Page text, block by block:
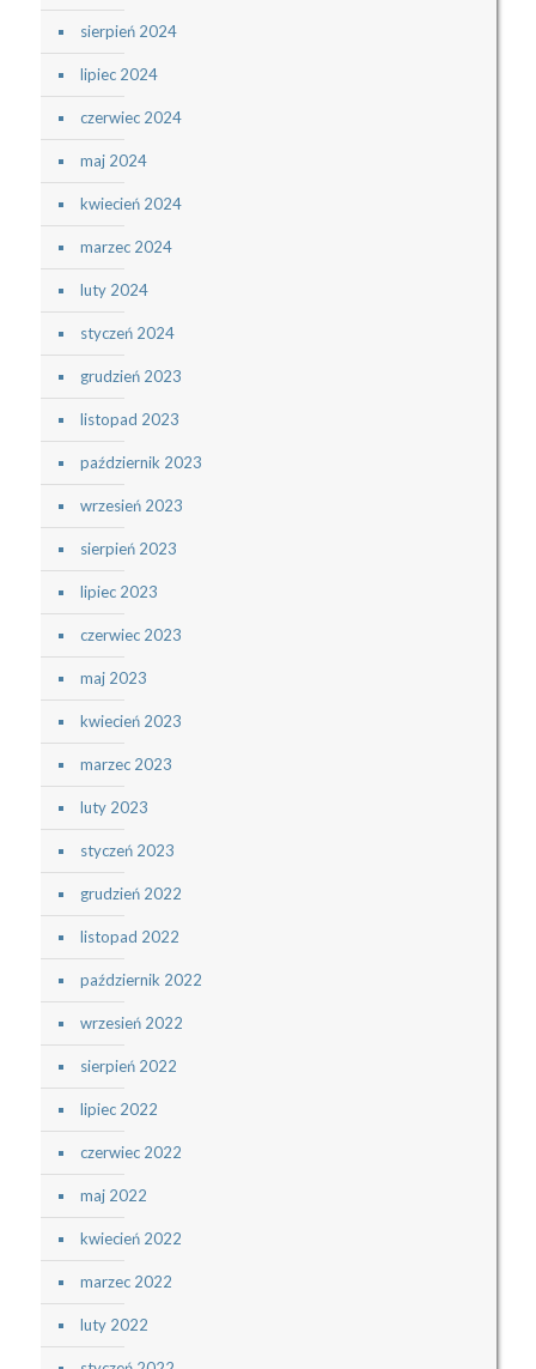
sierpień 2024
lipiec 2024
czerwiec 2024
maj 2024
kwiecień 2024
marzec 2024
luty 2024
styczeń 2024
grudzień 2023
listopad 2023
październik 2023
wrzesień 2023
sierpień 2023
lipiec 2023
czerwiec 2023
maj 2023
kwiecień 2023
marzec 2023
luty 2023
styczeń 2023
grudzień 2022
listopad 2022
październik 2022
wrzesień 2022
sierpień 2022
lipiec 2022
czerwiec 2022
maj 2022
kwiecień 2022
marzec 2022
luty 2022